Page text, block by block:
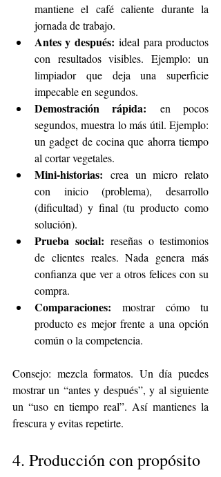
mantiene el café caliente durante la
jornada de trabajo.
Antes y después: ideal para productos
con resultados visibles. Ejemplo: un
limpiador que deja una superficie
impecable en segundos.
Demostración rápida: en pocos
segundos, muestra lo más útil. Ejemplo:
un gadget de cocina que ahorra tiempo
al cortar vegetales.
Mini-historias: crea un micro relato
con inicio (problema), desarrollo
(dificultad) y final (tu producto como
solución).
Prueba social: reseñas o testimonios
de clientes reales. Nada genera más
confianza que ver a otros felices con su
compra.
Comparaciones: mostrar cómo tu
producto es mejor frente a una opción
común o la competencia.
Consejo: mezcla formatos. Un día puedes
mostrar un “antes y después”, y al siguiente
un “uso en tiempo real”. Así mantienes la
frescura y evitas repetirte.
4. Producción con propósito